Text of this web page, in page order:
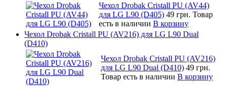
Чехол Drobak Cristall PU (AV44)
для LG L90 (D405) 49 грн. Товар
есть в наличии В корзину
Чехол Drobak Cristall PU (AV216) для LG L90 Dual
(D410)
Чехол Drobak Cristall PU (AV216)
для LG L90 Dual (D410) 49 грн.
Товар есть в наличии В корзину